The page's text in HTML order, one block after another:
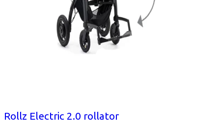
Rollz Electric 2.0 rollator